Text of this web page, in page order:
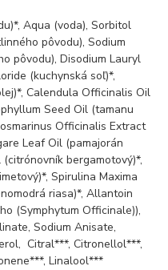
Aqua (voda), Sorbitol
pôvodu), Sodium
pôvodu), Disodium Lauryl
(kuchynská soľ)*,
Calendula Officinalis Oil
Seed Oil (tamanu
Officinalis Extract
Leaf Oil (pamajorán
bergamotový)*,
Spirulina Maxima
riasa)*, Allantoin
(Symphytum Officinale)),
Sodium Anisate,
Citral***, Citronellol***,
Linalool***